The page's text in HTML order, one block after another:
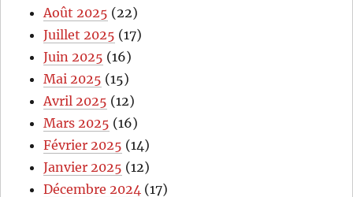
Août 2025 (22)
Juillet 2025 (17)
Juin 2025 (16)
Mai 2025 (15)
Avril 2025 (12)
Mars 2025 (16)
Février 2025 (14)
Janvier 2025 (12)
Décembre 2024 (17)